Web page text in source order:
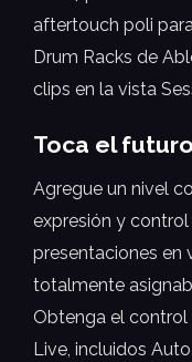
aftertouch poli
Drum Racks de
clips en la vista
Toca el futuro
Agregue un nivel
expresión y
presentaciones en
totalmente
Obtenga el
Live, incluidos